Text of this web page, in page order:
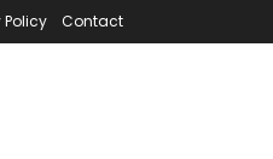
Contact